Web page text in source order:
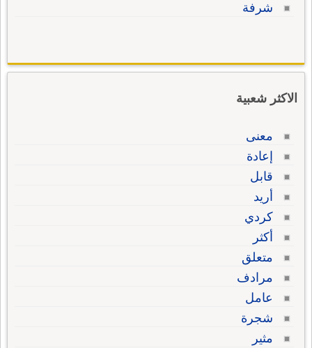
شرفة
الاكثر شعبية
معنى
إعادة
قابل
أريد
كردي
أكثر
متعلق
مرادف
عامل
شجرة
مثير